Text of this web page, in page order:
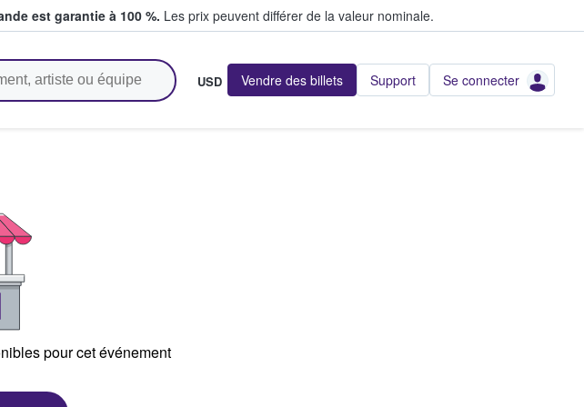
est garantie à 100 %. Les prix peuvent différer de la valeur nominale.
USD Vendre des billets Support Se connecter
pour cet événement